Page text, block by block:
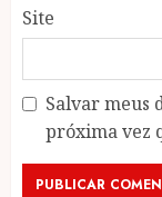
Site
Salvar meus
próxima vez